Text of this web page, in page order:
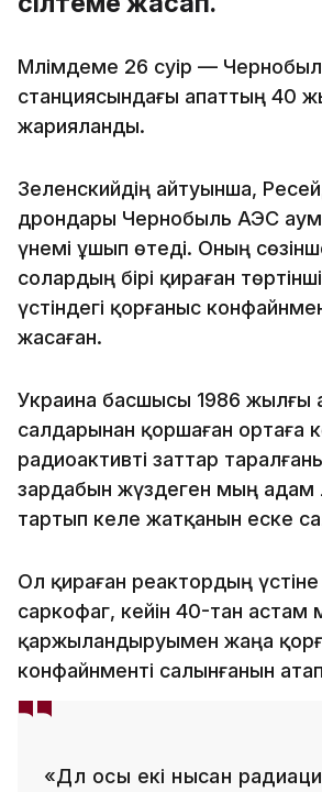
Мәлімдеме 26 сәуір —
станциясындағы апаттың 40
жарияланды.
Зеленскийдің айтуынша,
дрондары Чернобыль АЭС
үнемі ұшып өтеді. Оның
солардың бірі қираған
үстіндегі қорғаныс
жасаған.
Украина басшысы 1986 жылғы
салдарынан қоршаған ортаға
радиоактивті заттар
зардабын жүздеген мың адам
тартып келе жатқанын еске
Ол қираған реактордың
саркофаг, кейін 40-тан астам
қаржыландыруымен жаңа
конфайнменті салынғанын
«Дәл осы екі нысан